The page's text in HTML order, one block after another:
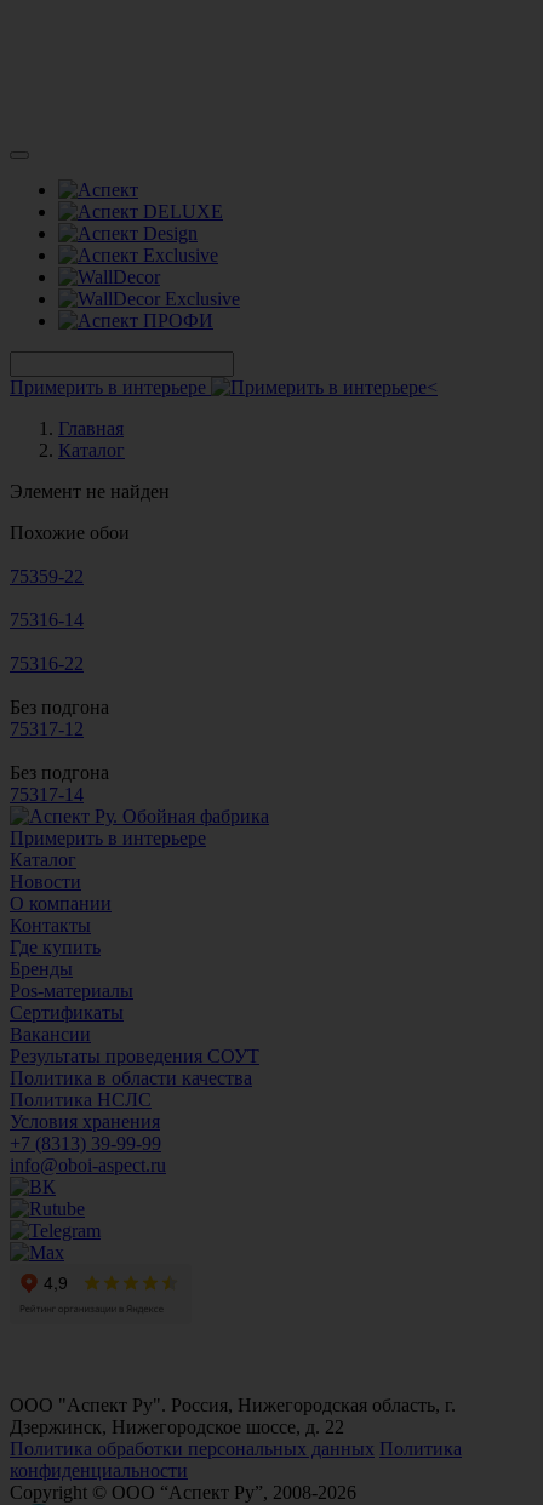
Примерить в интерьере
Главная
Каталог
Элемент не найден
Похожие обои
75359-22
75316-14
75316-22
Без подгона
75317-12
Без подгона
75317-14
Примерить в интерьере
Каталог
Новости
О компании
Контакты
Где купить
Бренды
Pos-материалы
Сертификаты
Вакансии
Результаты проведения СОУТ
Политика в области качества
Политика НСЛС
Условия хранения
+7 (8313) 39-99-99
info@oboi-aspect.ru
ООО "Аспект Ру". Россия, Нижегородская область, г.
Дзержинск, Нижегородское шоссе, д. 22
Политика обработки персональных данных Политика
конфиденциальности
Copyright © ООО “Аспект Ру”, 2008-2026